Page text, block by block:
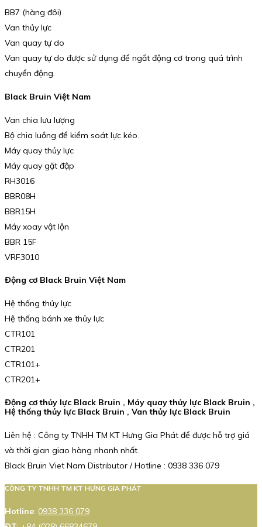
BB7 (hàng đôi)
Van thủy lực
Van quay tự do
Van quay tự do được sử dụng để ngắt động cơ trong quá trình
chuyển động.
Black Bruin Việt Nam
Van chia lưu lượng
Bộ chia luồng để kiểm soát lực kéo.
Máy quay thủy lực
Máy quay gặt đập
RH3016
BBR08H
BBR15H
Máy xoay vật lộn
BBR 15F
VRF3010
Động cơ Black Bruin Việt Nam
Hệ thống thủy lực
Hệ thống bánh xe thủy lực
CTR101
CTR201
CTR101+
CTR201+
Động cơ thủy lực Black Bruin , Máy quay thủy lực Black Bruin ,
Hệ thống thủy lực Black Bruin , Van thủy lực Black Bruin
Liên hệ : Công ty TNHH TM KT Hưng Gia Phát để được hỗ trợ giá
và thời gian giao hàng nhanh nhất.
Black Bruin Viet Nam Distributor / Hotline : 0938 336 079
CÔNG TY TNHH TM KT HƯNG GIA PHÁT
Hotline: 0938 336 079